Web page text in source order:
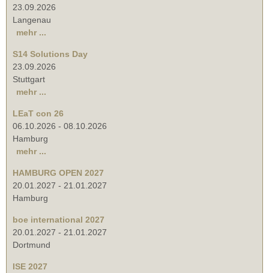
23.09.2026
Langenau
mehr ...
S14 Solutions Day
23.09.2026
Stuttgart
mehr ...
LEaT con 26
06.10.2026 - 08.10.2026
Hamburg
mehr ...
HAMBURG OPEN 2027
20.01.2027 - 21.01.2027
Hamburg
boe international 2027
20.01.2027 - 21.01.2027
Dortmund
ISE 2027